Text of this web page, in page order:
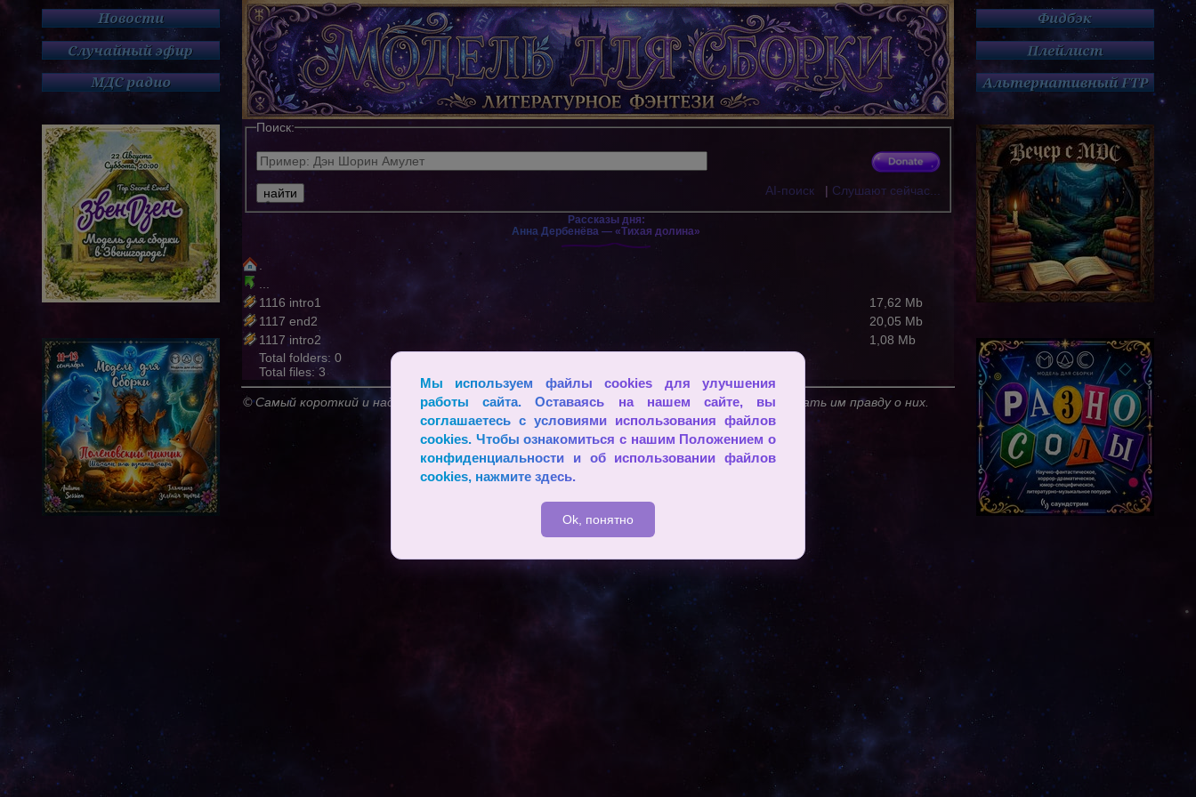
Мы используем файлы cookies для улучшения
работы сайта. Оставаясь на нашем сайте, вы
соглашаетесь с условиями использования файлов
cookies. Чтобы ознакомиться с нашим Положением о
конфиденциальности и об использовании файлов
cookies, нажмите здесь.
Ok, понятно
Поиск:
AI-поиск | Слушают сейчас...
Рассказы дня:
Анна Дербенёва — «Тихая долина»
1116 intro1
17,62 Mb
1117 end2
20,05 Mb
1117 intro2
1,08 Mb
Total folders: 0
Total files: 3
© Самый короткий и надежный путь испортить отношения со многими людьми — рассказать им правду о них.
2009 - 2026